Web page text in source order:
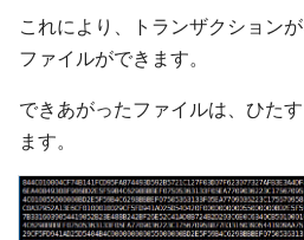
これにより、トランザクション
ファイルができます。
できあがったファイルは、ひた
ます。